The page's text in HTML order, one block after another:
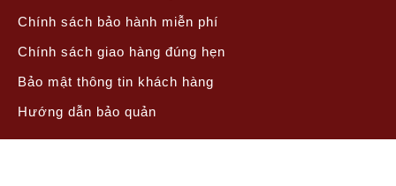
Chính sách bảo hành miễn phí
Chính sách giao hàng đúng hẹn
Bảo mật thông tin khách hàng
Hướng dẫn bảo quản